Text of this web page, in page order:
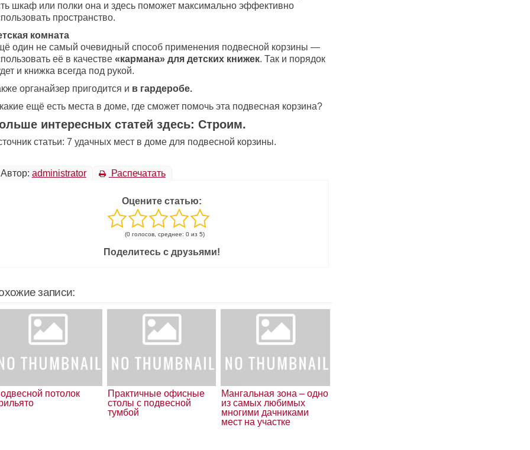
шкаф или полки она и здесь поможет максимально эффективно
пространство.
комната
один не самый очевидный способ применения подвесной корзины —
её в качестве «кармана» для детских книжек. Так и порядок
и книжка всегда под рукой.
органайзер пригодится и в гардеробе.
ещё есть места в доме, где сможет помочь эта подвесная корзина?
интересных статей здесь: Строим.
статьи: 7 удачных мест в доме для подвесной корзины.
Автор: administrator Распечатать
Оцените статью:
(0 голосов, среднее: 0 из 5)
Поделитесь с друзьями!
записи:
потолок
Практичные офисные
столы с подвесной
тумбой
Мангальная зона – одно
из самых любимых
многими дачниками
мест на участке